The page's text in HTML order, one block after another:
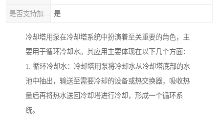
是
冷却塔用泵在冷却塔系统中扮演着至关重要的角色，主
要用于循环冷却水。其应用主要体现在以下几个方面：
1. 循环冷却水：冷却塔用泵将冷却水从冷却塔底部的水
池中抽出，输送至需要冷却的设备或热交换器，吸收热
量后再将热水送回冷却塔进行冷却，形成一个循环系
统。